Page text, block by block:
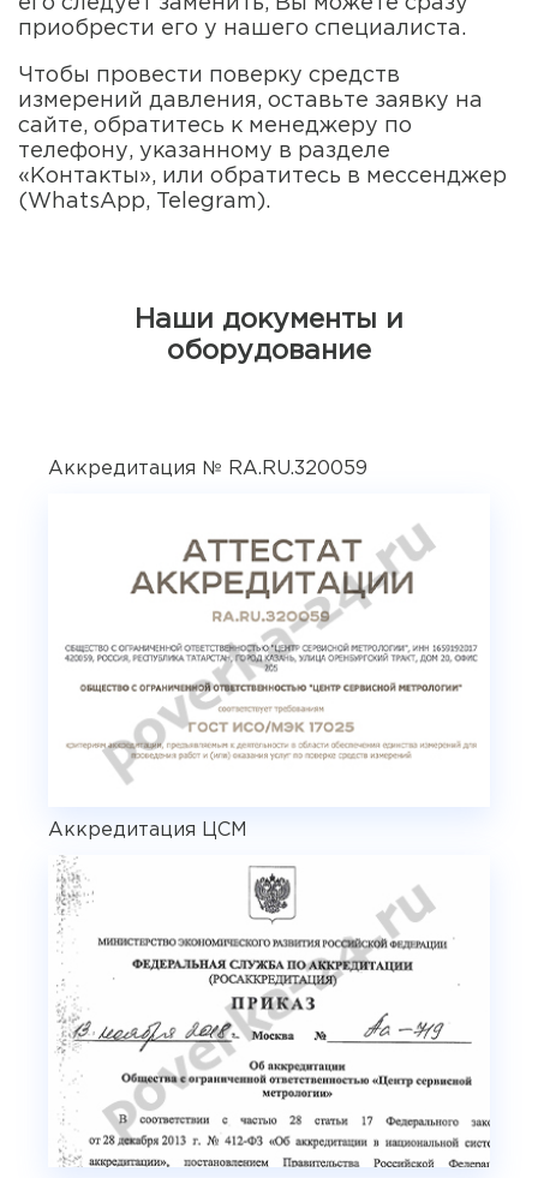
приобрести его у нашего специалиста.
Чтобы провести поверку средств
измерений давления, оставьте заявку на
сайте, обратитесь к менеджеру по
телефону, указанному в разделе
«Контакты», или обратитесь в мессенджер
(WhatsApp, Telegram).
Наши документы и
оборудование
Аккредитация № RA.RU.320059
Аккредитация ЦСМ